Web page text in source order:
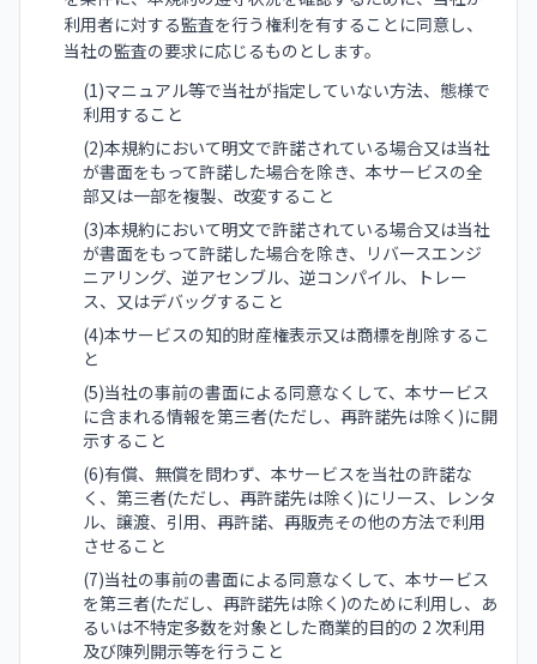
利用者に対する監査を行う権利を有することに同意し、
当社の監査の要求に応じるものとします。
(1)マニュアル等で当社が指定していない方法、態様で
利用すること
(2)本規約において明文で許諾されている場合又は当社
が書面をもって許諾した場合を除き、本サービスの全
部又は一部を複製、改変すること
(3)本規約において明文で許諾されている場合又は当社
が書面をもって許諾した場合を除き、リバースエンジ
ニアリング、逆アセンブル、逆コンパイル、トレー
ス、又はデバッグすること
(4)本サービスの知的財産権表示又は商標を削除するこ
と
(5)当社の事前の書面による同意なくして、本サービス
に含まれる情報を第三者(ただし、再許諾先は除く)に開
示すること
(6)有償、無償を問わず、本サービスを当社の許諾な
く、第三者(ただし、再許諾先は除く)にリース、レンタ
ル、譲渡、引用、再許諾、再販売その他の方法で利用
させること
(7)当社の事前の書面による同意なくして、本サービス
を第三者(ただし、再許諾先は除く)のために利用し、あ
るいは不特定多数を対象とした商業的目的の 2 次利用
及び陳列開示等を行うこと